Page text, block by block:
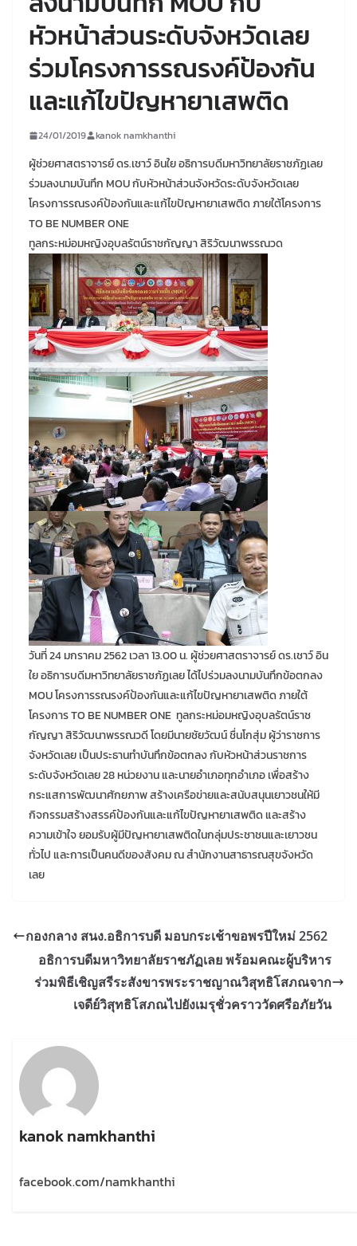
หัวหน้าส่วนระดับจังหวัดเลย
ร่วมโครงการรณรงค์ป้องกัน
และแก้ไขปัญหายาเสพติด
24/01/2019 kanok namkhanthi
ผู้ช่วยศาสตราจารย์ ดร.เชาว์ อินใย อธิการบดีมหาวิทยาลัยราชภัฏเลย
ร่วมลงนามบันทึก MOU กับหัวหน้าส่วนจังหวัดระดับจังหวัดเลย
โครงการรณรงค์ป้องกันและแก้ไขปัญหายาเสพติด ภายใต้โครงการ
TO BE NUMBER ONE
ทูลกระหม่อมหญิงอุบลรัตน์ราชกัญญา สิริวัฒนาพรรณวด
วันที่ 24 มกราคม 2562 เวลา 13.00 น. ผู้ช่วยศาสตราจารย์ ดร.เชาว์ อิน
ใย อธิการบดีมหาวิทยาลัยราชภัฏเลย ได้ไปร่วมลงนามบันทึกข้อตกลง
MOU โครงการรณรงค์ป้องกันและแก้ไขปัญหายาเสพติด ภายใต้
โครงการ TO BE NUMBER ONE ทูลกระหม่อมหญิงอุบลรัตน์ราช
กัญญา สิริวัฒนาพรรณวดี โดยมีนายชัยวัฒน์ ชื่นโกสุ่ม ผู้ว่าราชการ
จังหวัดเลย เป็นประธานทำบันทึกข้อตกลง กับหัวหน้าส่วนราชการ
ระดับจังหวัดเลย 28 หน่วยงาน และนายอำเภอทุกอำเภอ เพื่อสร้าง
กระแสการพัฒนาศักยภาพ สร้างเครือข่ายและสนับสนุนเยาวชนให้มี
กิจกรรมสร้างสรรค์ป้องกันและแก้ไขปัญหายาเสพติด และสร้าง
ความเข้าใจ ยอมรับผู้มีปัญหายาเสพติดในกลุ่มประชาชนและเยาวชน
ทั่วไป และการเป็นคนดีของสังคม ณ สำนักงานสาธารณสุขจังหวัด
เลย
กองกลาง สนง.อธิการบดี มอบกระเช้าขอพรปีใหม่ 2562
อธิการบดีมหาวิทยาลัยราชภัฏเลย พร้อมคณะผู้บริหาร
ร่วมพิธีเชิญสรีระสังขารพระราชญาณวิสุทธิโสภณจาก
เจดีย์วิสุทธิโสภณไปยังเมรุชั่วคราววัดศรีอภัยวัน
kanok namkhanthi
facebook.com/namkhanthi